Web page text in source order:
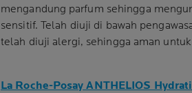
mengandung parfum sehingga
sensitif. Telah diuji di bawah
telah diuji alergi, sehingga aman
La Roche-Posay ANTHELIOS